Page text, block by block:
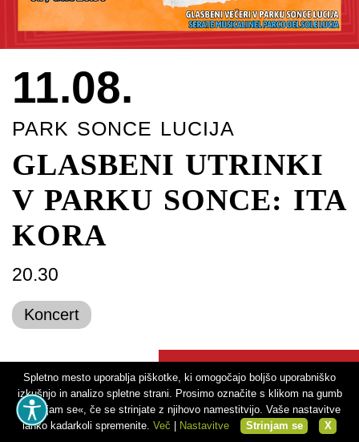
11.08.
PARK SONCE LUCIJA
GLASBENI UTRINKI
V PARKU SONCE: ITA
KORA
20.30
Koncert
Več o prireditvi
Spletno mesto uporablja piškotke, ki omogočajo boljšo uporabniško
izkušnjo in analizo spletne strani. Prosimo označite s klikom na gumb
»Strinjam se«, če se strinjate z njihovo namestitvijo. Vaše nastavitve
lahko kadarkoli spremenite. Več Nastavitve Strinjam se X